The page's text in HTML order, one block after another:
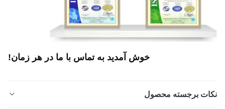
خوش آمدید به تماس با ما در هر زمان!
برجسته محصول